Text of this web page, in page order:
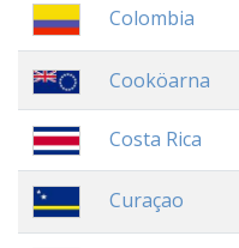
Colombia
Cooköarna
Costa Rica
Curaçao